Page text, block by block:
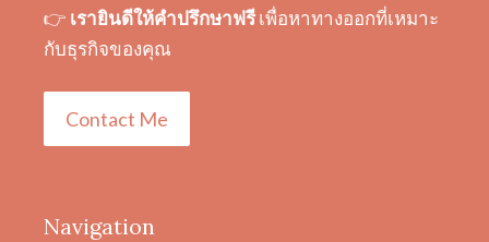
👉 เรายินดีให้คำปรึกษาฟรีเพื่อหาทางออกที่เหมาะ
กับธุรกิจของคุณ
Contact Me
Navigation